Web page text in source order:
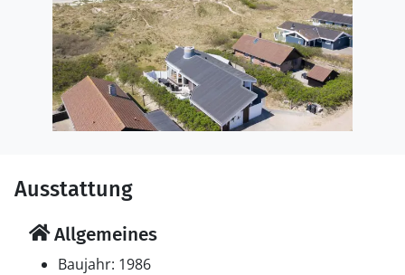
Ausstattung
Allgemeines
Baujahr: 1986